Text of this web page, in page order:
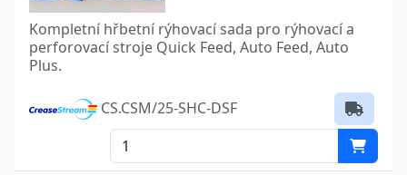
Kompletní hřbetní rýhovací sada pro rýhovací a
perforovací stroje Quick Feed, Auto Feed, Auto
Plus.
CS.CSM/25-SHC-DSF